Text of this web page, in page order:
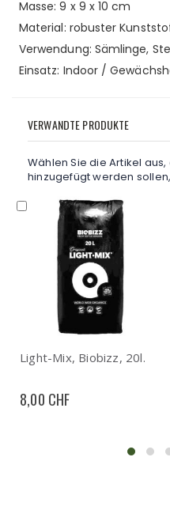
Masse: 9 x 9 x 10 cm
Material: robuster
Verwendung: Sämlinge,
Einsatz: Indoor /
VERWANDTE PRODUKTE
Wählen Sie die Artikel
hinzugefügt werden
Light-Mix, Biobizz, 20l.
8,00 CHF
Warenkorb